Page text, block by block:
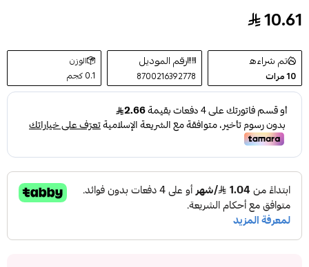
بانتين شامبو انسيابي وحريري 390 مل
10.61
تم شراءه
10مرات
رقم الموديل
8700216392778
الوزن
0.1 كجم